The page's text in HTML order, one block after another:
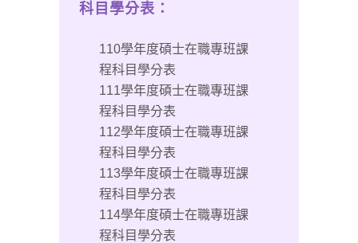
科目學分表：
110學年度碩士在職專班課
程科目學分表
111學年度碩士在職專班課
程科目學分表
112學年度碩士在職專班課
程科目學分表
113學年度碩士在職專班課
程科目學分表
114學年度碩士在職專班課
程科目學分表